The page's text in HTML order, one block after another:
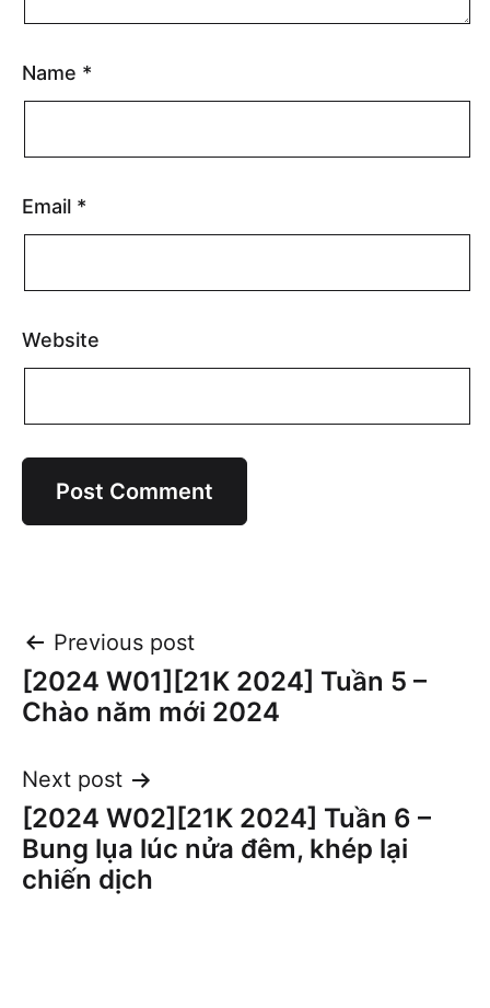
Name *
Email *
Website
Post
navigation
Previous post
[2024 W01][21K 2024] Tuần 5 –
Chào năm mới 2024
Next post
[2024 W02][21K 2024] Tuần 6 –
Bung lụa lúc nửa đêm, khép lại
chiến dịch